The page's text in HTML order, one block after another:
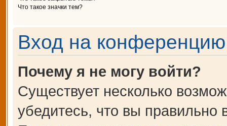
Что такое значки тем?
Вход на конференцию
Почему я не могу войти?
Существует несколько
убедитесь, что вы правильно